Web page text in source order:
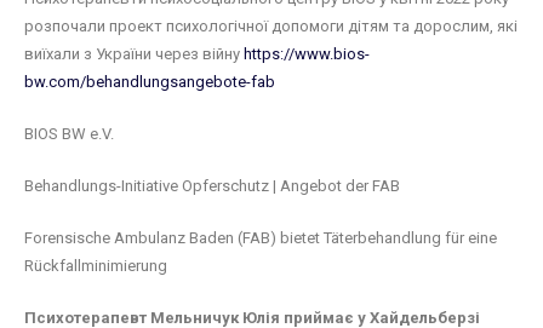
розпочали проект психологічної допомоги дітям та дорослим, які
виїхали з України через війну https://www.bios-
bw.com/behandlungsangebote-fab
BIOS BW e.V.
Behandlungs-Initiative Opferschutz | Angebot der FAB
Forensische Ambulanz Baden (FAB) bietet Täterbehandlung für eine
Rückfallminimierung
Психотерапевт Мельничук Юлія приймає у Хайдельберзі